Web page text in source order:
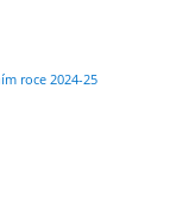
roce 2024-25